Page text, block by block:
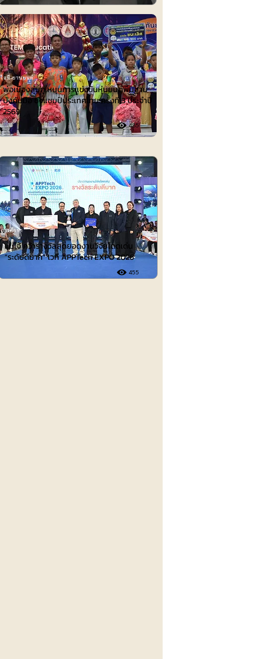
ไอที-ยานยนต์
พ่อเมืองลุ่มภู หนุนการแข่งขันหุ่นยนต์พื้นฐาน
บังคับมือ ชิงแชมป์ประเทศไทย ครั้งที่ 3 ประจำปี
2569
485
การศึกษา
แม่โจ้ คว้ารางวัลสุดยอดงานวิจัยโดดเด่น
“ระดับดีมาก” เวที APPTech EXPO 2026
455